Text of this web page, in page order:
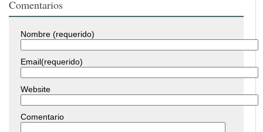
Comentarios
Nombre (requerido)
Email(requerido)
Website
Comentario